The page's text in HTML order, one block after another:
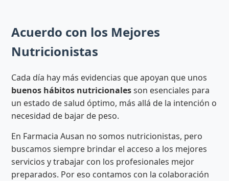
Acuerdo con los Mejores
Nutricionistas
Cada día hay más evidencias que apoyan que unos
buenos hábitos nutricionalesson esenciales para
un estado de salud óptimo, más allá de la intención o
necesidad de bajar de peso.
En Farmacia Ausan no somos nutricionistas, pero
buscamos siempre brindar el acceso a los mejores
servicios y trabajar con los profesionales mejor
preparados. Por eso contamos con la colaboración